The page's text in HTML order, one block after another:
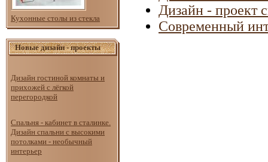
Кухонные столы из стекла
Новые дизайн - проекты
Дизайн гостиной комнаты и
прихожей с лёгкой
перегородкой
Спальня - кабинет в сталинке.
Дизайн спальни с высокими
потолками - необычный
интерьер
Дизайн - проект
Современный